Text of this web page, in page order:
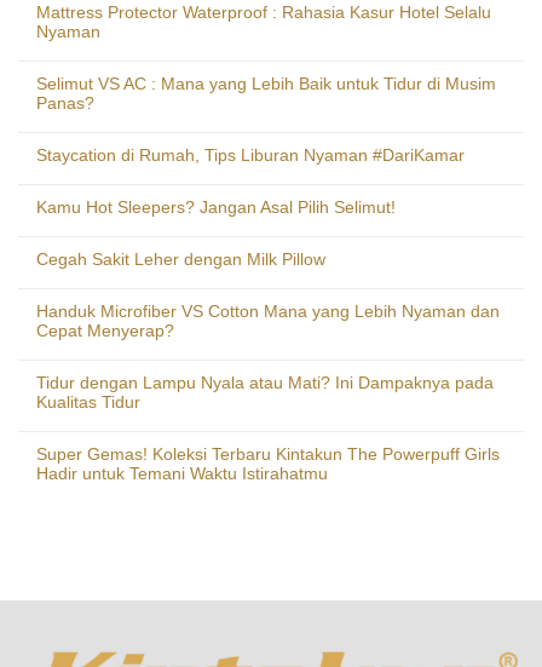
Mattress Protector Waterproof : Rahasia Kasur Hotel Selalu
Nyaman
Selimut VS AC : Mana yang Lebih Baik untuk Tidur di Musim
Panas?
Staycation di Rumah, Tips Liburan Nyaman #DariKamar
Kamu Hot Sleepers? Jangan Asal Pilih Selimut!
Cegah Sakit Leher dengan Milk Pillow
Handuk Microfiber VS Cotton Mana yang Lebih Nyaman dan
Cepat Menyerap?
Tidur dengan Lampu Nyala atau Mati? Ini Dampaknya pada
Kualitas Tidur
Super Gemas! Koleksi Terbaru Kintakun The Powerpuff Girls
Hadir untuk Temani Waktu Istirahatmu